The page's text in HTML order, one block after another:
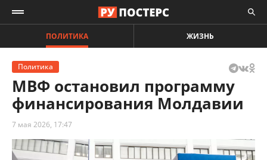
ПОЛИТИКА ЖИЗНЬ
Политика
МВФ остановил программу
финансирования Молдавии
7 мая 2026, 17:47